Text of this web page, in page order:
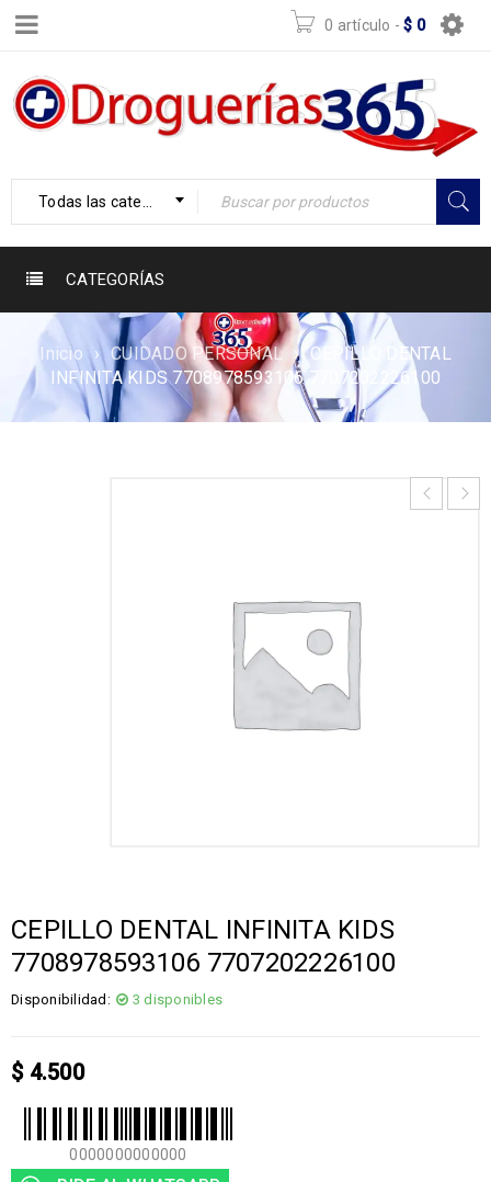
0 artículo - $ 0
Todas las categorías
CATEGORÍAS
Inicio › CUIDADO PERSONAL › CEPILLO DENTAL
INFINITA KIDS 7708978593106 7707202226100
CEPILLO DENTAL INFINITA KIDS
7708978593106 7707202226100
Disponibilidad: 3 disponibles
$4.500
0000000000000